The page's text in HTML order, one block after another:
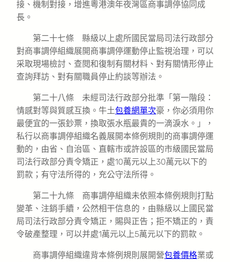
接、機制對接，增進粵港澳年夜灣區商事調停協同成
長。
第二十七條 縣級以上處所國民當局司法行政部分
對商事調停組織展開商事調停運動停止監視治理，可以
采取現場檢討、查閱和復制有關材料、對有關情形停止
查詢拜訪、對有關職員停止約談等辦法。
第二十八條 未經司法行政部分批準「第一階段：
情感對等與質感互換。牛土包養網單次豪，你必須用你
最便宜的一張鈔票，換取張水瓶最貴的一滴淚水。」，
私行以商事調停組織名義展開本條例規則的商事調停運
動的，由省、自治區、直轄市或許設區的市級國民當局
司法行政部分責令矯正，處10萬元以上30萬元以下的
罰款；有守法所得的，充公守法所得。
第二十九條 商事調停組織未依照本條例規則打點
變革、注銷手續，公然相干信息的，由縣級以上國民當
局司法行政部分責令矯正，賜與正告；拒不矯正的，責
令破產整理，可以并處1萬元以上5萬元以下的罰款。
商事調停組織違背本條例規則展開營包養價格業或